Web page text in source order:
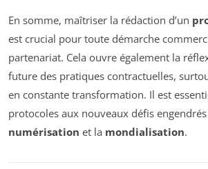
En somme, maîtriser la rédaction d’un
est crucial pour toute démarche
partenariat. Cela ouvre également la
future des pratiques contractuelles,
en constante transformation. Il est
protocoles aux nouveaux défis
numérisation et la mondialisation.